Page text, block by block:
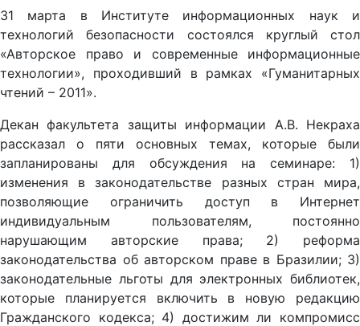
31 марта в Институте информационных наук и
технологий безопасности состоялся круглый стол
«Авторское право и современные информационные
технологии», проходивший в рамках «Гуманитарных
чтений – 2011».
Декан факультета защиты информации А.В. Некраха
рассказал о пяти основных темах, которые были
запланированы для обсуждения на семинаре: 1)
изменения в законодательстве разных стран мира,
позволяющие ограничить доступ в Интернет
индивидуальным пользователям, постоянно
нарушающим авторские права; 2) реформа
законодательства об авторском праве в Бразилии; 3)
законодательные льготы для электронных библиотек,
которые планируется включить в новую редакцию
Гражданского кодекса; 4) достижим ли компромисс